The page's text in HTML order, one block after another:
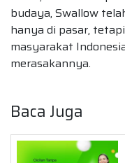
budaya, Swallow
hanya di pasar,
masyarakat
merasakannya.
Baca Juga